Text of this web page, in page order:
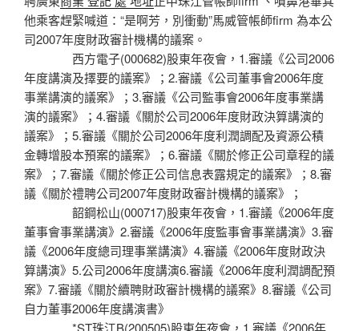
他乘客趕緊喊道：“是啊芳，別衝動”馬威管帳師firm 為本公
司2007年度財政審計機構的議案。
西方電子(000682)股東年夜會，1.審議《公司2006
年度講演及擇要的議案》；2.審議《公司董事會2006年度
事業講演的議案》；3.審議《公司監事會2006年度事業講
演的議案》；4.審議《關於公司2006年度財政決算講演的
議案》；5.審議《關於公司2006年度利潤調配及資源公積
金轉增股本預案的議案》；6.審議《關於修正公司章程的議
案》；7.審議《關於修正公司信息表露規定的議案》；8.審
議《關於禮聘公司2007年度財政審計機構的議案》；
韶鋼松山(000717)股東年夜會，1.審議《2006年度
董事會事業講演》2.審議《2006年度監事會事業講演》3.審
議《2006年度總司理事業講演》4.審議《2006年度財政決
算講演》5.公司2006年度講演6.審議《2006年度利潤調配預
案》7.審議《關於續聘財政審計機構的議案》8.審議《公司
自力董事2006年度講演書》
*ST珠江B(200505)股東年夜會，1.審議《2006年